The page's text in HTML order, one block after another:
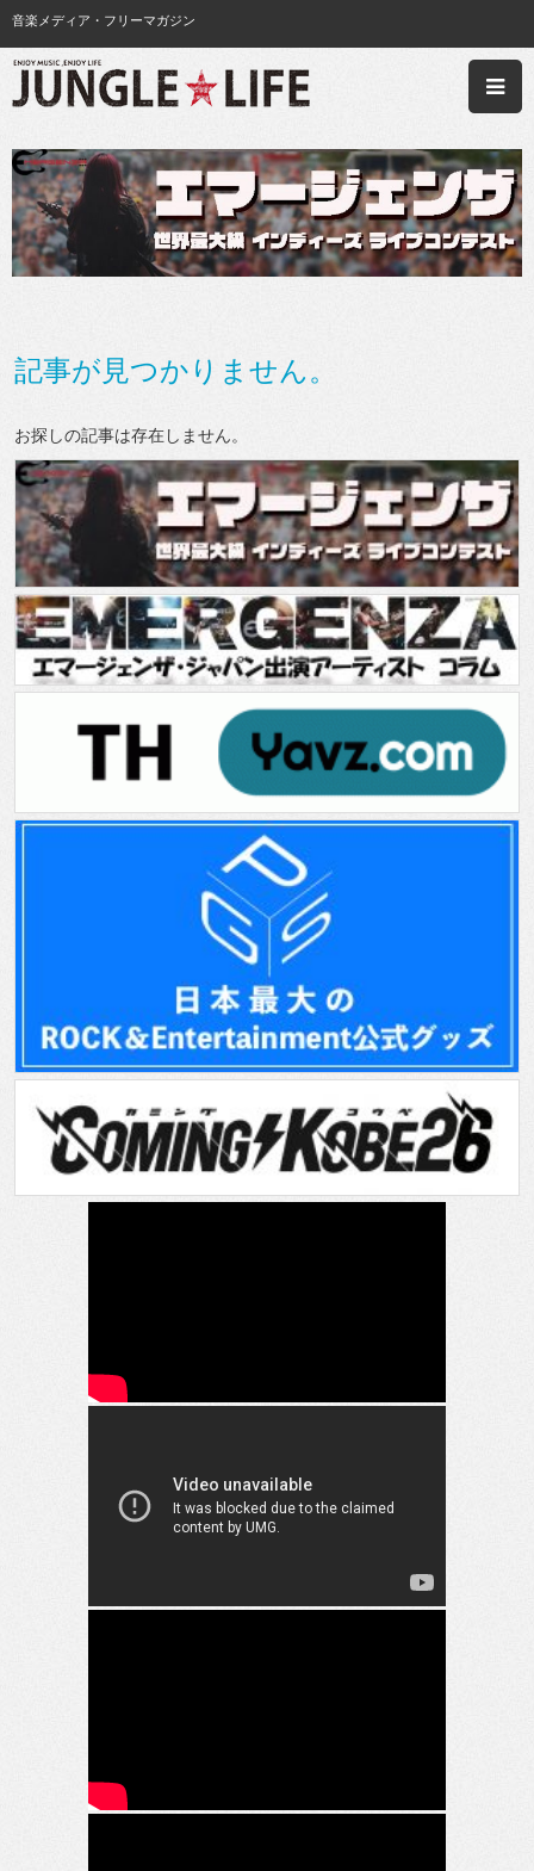
音楽メディア・フリーマガジン
記事が見つかりません。
お探しの記事は存在しません。